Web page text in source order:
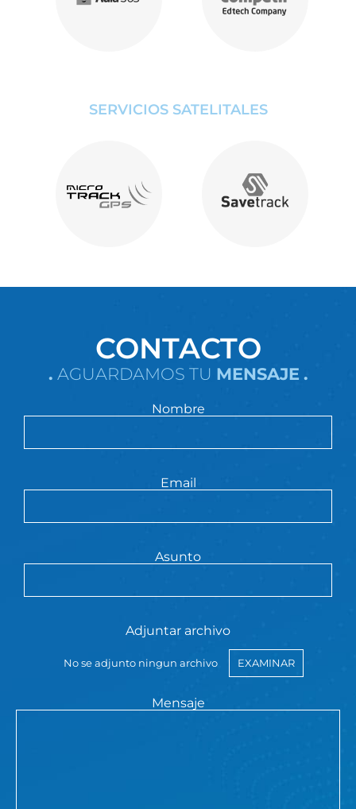
SERVICIOS SATELITALES
CONTACTO
. AGUARDAMOS TU MENSAJE .
Nombre
Email
Asunto
Adjuntar archivo
No se adjunto ningun archivo EXAMINAR
Mensaje